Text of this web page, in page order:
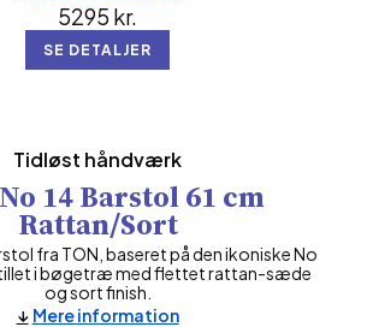
5295 kr.
SE DETALJER
Tidløst håndværk
14 Barstol 61 cm
Rattan/Sort
fra TON, baseret på den ikoniske No
i bøgetræ med flettet rattan-sæde
og sort finish.
Mere information